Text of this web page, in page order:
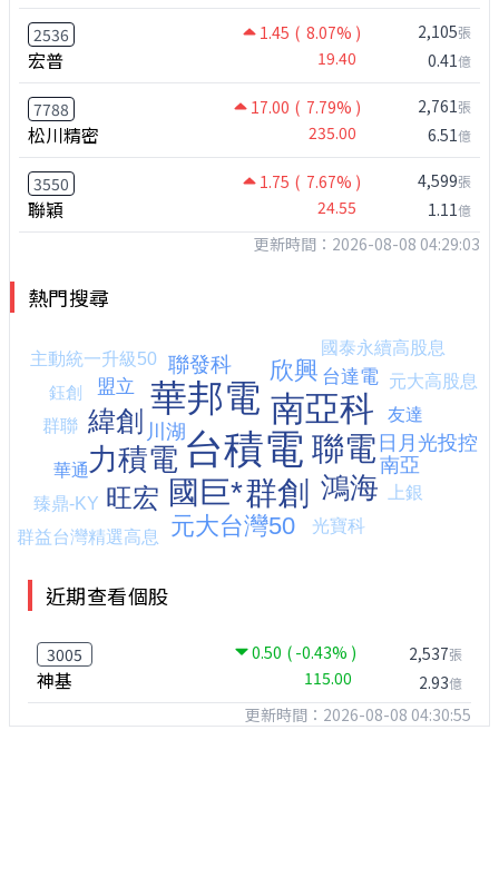
2536 1.45 ( 8.07% )
宏普 19.40
2,105張
0.41億
7788 17.00 ( 7.79% )
松川精密 235.00
2,761張
6.51億
3550 1.75 ( 7.67% )
聯穎 24.55
4,599張
1.11億
更新時間：2026-08-08 04:29:03
熱門搜尋
近期查看個股
3005 0.50 ( -0.43% )
神基 115.00
2,537張
2.93億
更新時間：2026-08-08 04:30:55